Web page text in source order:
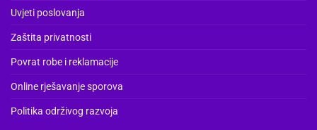
Uvjeti poslovanja
Zaštita privatnosti
Povrat robe i reklamacije
Online rješavanje sporova
Politika održivog razvoja